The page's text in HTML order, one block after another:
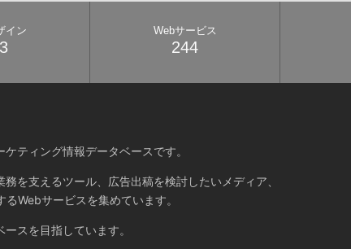
イン Webサービス
244
ティング情報データベースです。
を支えるツール、広告出稿を検討したいメディア、
Webサービスを集めています。
スを目指しています。